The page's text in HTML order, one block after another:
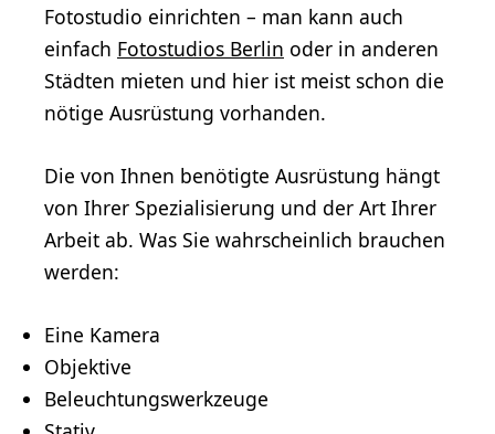
Fotostudio einrichten – man kann auch
einfach Fotostudios Berlin oder in anderen
Städten mieten und hier ist meist schon die
nötige Ausrüstung vorhanden.
Die von Ihnen benötigte Ausrüstung hängt
von Ihrer Spezialisierung und der Art Ihrer
Arbeit ab. Was Sie wahrscheinlich brauchen
werden:
Eine Kamera
Objektive
Beleuchtungswerkzeuge